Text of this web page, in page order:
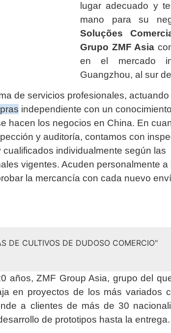
lugar adecuado y
mano para su
Soluções
Grupo ZMF Asia
en el mercado
Guangzhou, al sur
de servicios profesionales, actuando
independiente con un conocimiento
hacen los negocios en China. En
y auditoría, contamos con
cualificados individualmente según las
vigentes. Acuden personalmente a
la mercancía con cada nuevo
DE CULTIVOS DE DUDOSO COMERCIO"
años, ZMF Group Asia, grupo del
en proyectos de los más variados
a clientes de más de 30
de prototipos hasta la entrega.